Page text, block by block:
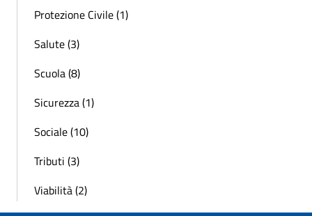
Protezione Civile (1)
Salute (3)
Scuola (8)
Sicurezza (1)
Sociale (10)
Tributi (3)
Viabilità (2)